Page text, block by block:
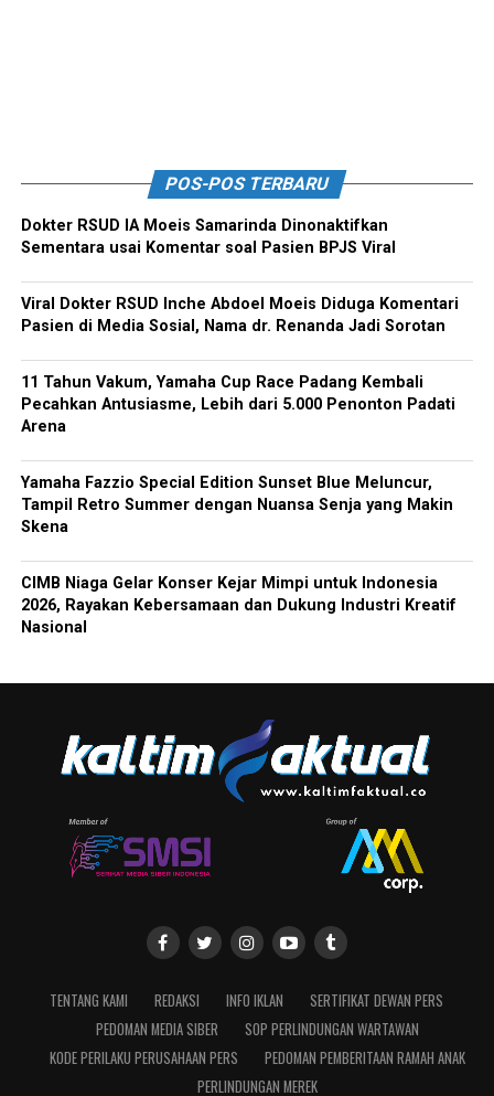
POS-POS TERBARU
Dokter RSUD IA Moeis Samarinda Dinonaktifkan
Sementara usai Komentar soal Pasien BPJS Viral
Viral Dokter RSUD Inche Abdoel Moeis Diduga Komentari
Pasien di Media Sosial, Nama dr. Renanda Jadi Sorotan
11 Tahun Vakum, Yamaha Cup Race Padang Kembali
Pecahkan Antusiasme, Lebih dari 5.000 Penonton Padati
Arena
Yamaha Fazzio Special Edition Sunset Blue Meluncur,
Tampil Retro Summer dengan Nuansa Senja yang Makin
Skena
CIMB Niaga Gelar Konser Kejar Mimpi untuk Indonesia
2026, Rayakan Kebersamaan dan Dukung Industri Kreatif
Nasional
TENTANG KAMI REDAKSI INFO IKLAN
SERTIFIKAT DEWAN PERS
PEDOMAN MEDIA SIBER
SOP PERLINDUNGAN WARTAWAN
KODE PERILAKU PERUSAHAAN PERS
PEDOMAN PEMBERITAAN RAMAH ANAK
PERLINDUNGAN MEREK